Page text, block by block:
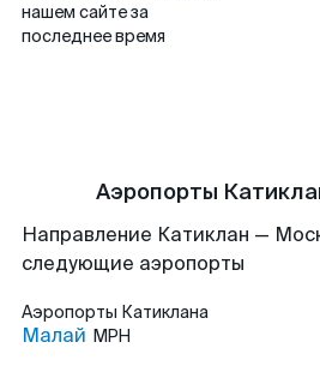
нашем сайте за
последнее время
Аэропорты
Направление Катиклан —
следующие аэропорты
Аэропорты Катиклана
Малай MPH